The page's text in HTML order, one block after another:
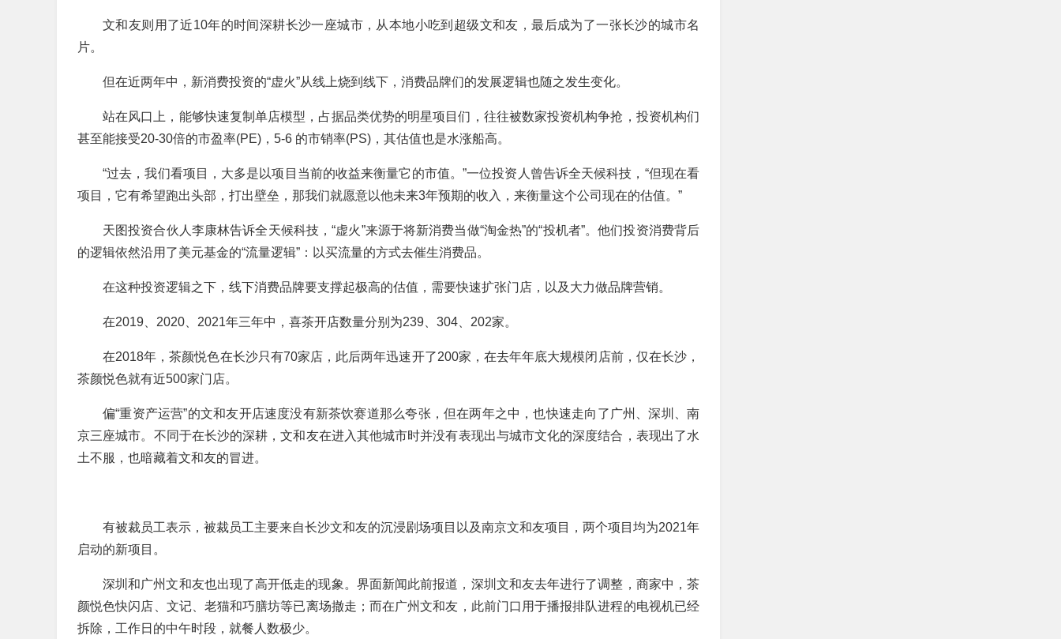
文和友则用了近10年的时间深耕长沙一座城市，从本地小吃到超级文和友，最后成为了一张长沙的城市名
片。
但在近两年中，新消费投资的“虚火”从线上烧到线下，消费品牌们的发展逻辑也随之发生变化。
站在风口上，能够快速复制单店模型，占据品类优势的明星项目们，往往被数家投资机构争抢，投资机构们
甚至能接受20-30倍的市盈率(PE)，5-6 的市销率(PS)，其估值也是水涨船高。
“过去，我们看项目，大多是以项目当前的收益来衡量它的市值。”一位投资人曾告诉全天候科技，“但现在看
项目，它有希望跑出头部，打出壁垒，那我们就愿意以他未来3年预期的收入，来衡量这个公司现在的估值。”
天图投资合伙人李康林告诉全天候科技，“虚火”来源于将新消费当做“淘金热”的“投机者”。他们投资消费背后
的逻辑依然沿用了美元基金的“流量逻辑”：以买流量的方式去催生消费品。
在这种投资逻辑之下，线下消费品牌要支撑起极高的估值，需要快速扩张门店，以及大力做品牌营销。
在2019、2020、2021年三年中，喜茶开店数量分别为239、304、202家。
在2018年，茶颜悦色在长沙只有70家店，此后两年迅速开了200家，在去年年底大规模闭店前，仅在长沙，
茶颜悦色就有近500家门店。
偏“重资产运营”的文和友开店速度没有新茶饮赛道那么夸张，但在两年之中，也快速走向了广州、深圳、南
京三座城市。不同于在长沙的深耕，文和友在进入其他城市时并没有表现出与城市文化的深度结合，表现出了水
土不服，也暗藏着文和友的冒进。
有被裁员工表示，被裁员工主要来自长沙文和友的沉浸剧场项目以及南京文和友项目，两个项目均为2021年
启动的新项目。
深圳和广州文和友也出现了高开低走的现象。界面新闻此前报道，深圳文和友去年进行了调整，商家中，茶
颜悦色快闪店、文记、老猫和巧膳坊等已离场撤走；而在广州文和友，此前门口用于播报排队进程的电视机已经
拆除，工作日的中午时段，就餐人数极少。